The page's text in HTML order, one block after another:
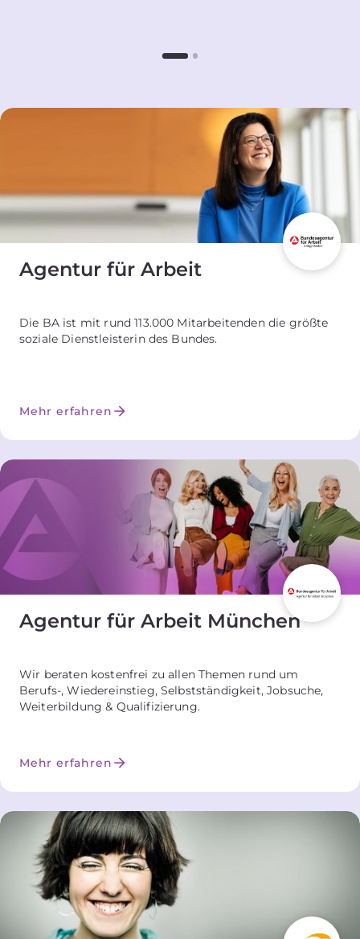
Agentur für Arbeit
Die BA ist mit rund 113.000 Mitarbeitenden die größte
soziale Dienstleisterin des Bundes.
Mehr erfahren
Agentur für Arbeit München
Wir beraten kostenfrei zu allen Themen rund um
Berufs-, Wiedereinstieg, Selbstständigkeit, Jobsuche,
Weiterbildung & Qualifizierung.
Mehr erfahren